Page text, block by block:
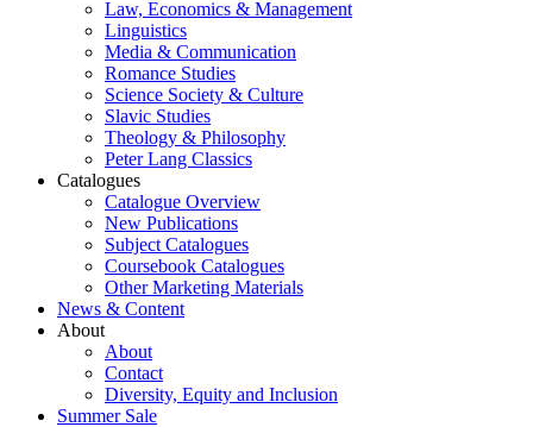
Law, Economics & Management
Linguistics
Media & Communication
Romance Studies
Science Society & Culture
Slavic Studies
Theology & Philosophy
Peter Lang Classics
Catalogues
Catalogue Overview
New Publications
Subject Catalogues
Coursebook Catalogues
Other Marketing Materials
News & Content
About
About
Contact
Diversity, Equity and Inclusion
Summer Sale